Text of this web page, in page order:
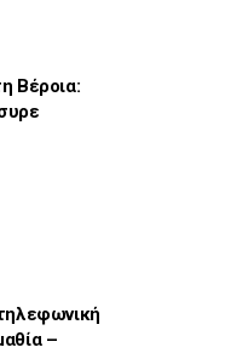
Βέροια:
–